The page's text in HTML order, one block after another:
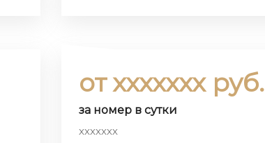
от ххххххх руб.
за номер в сутки
ххххххх